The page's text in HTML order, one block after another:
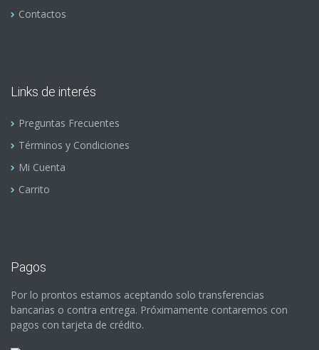
Contactos
Links de interés
Preguntas Frecuentes
Términos y Condiciones
Mi Cuenta
Carrito
Pagos
Por lo prontos estamos aceptando solo transferencias
bancarias o contra entrega. Próximamente contaremos con
pagos con tarjeta de crédito.